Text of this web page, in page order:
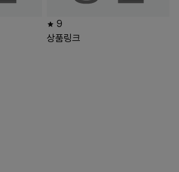
9
상품링크